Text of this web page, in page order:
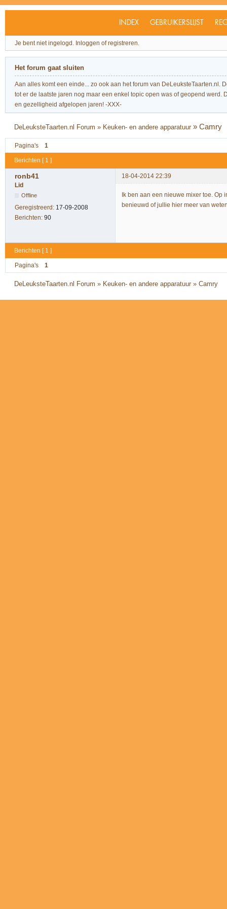
INDEX GEBRUIKERSLIJST
Je bent niet ingelogd. Inloggen of registreren.
Het forum gaat sluiten
Aan alles komt een einde... zo ook aan het forum van
tot er de laatste jaren nog maar een enkel topic open was of geopend
en gezelligheid afgelopen jaren! -XXX-
DeLeuksteTaarten.nl Forum » Keuken- en andere apparatuur »Camry
Pagina's 1
Berichten [ 1 ]
ronb41
18-04-2014 22:39
Lid
Offline
Geregistreerd: 17-09-2008
Berichten: 90
Ik ben aan een nieuwe mixer toe.
benieuwd of jullie hier meer van
Berichten [ 1 ]
Pagina's 1
DeLeuksteTaarten.nl Forum » Keuken- en andere apparatuur »Camry